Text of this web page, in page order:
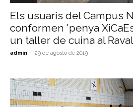
Els usuaris del Campus
conformen 'penya
un taller de cuina al Raval
admin - 29 de agosto de 2019